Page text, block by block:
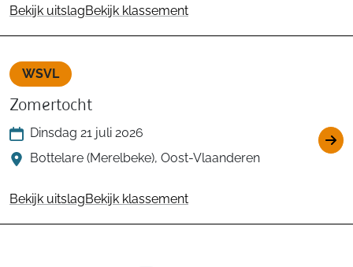
Bekijk uitslagBekijk klassement
WSVL
Zomertocht
Dinsdag 21 juli 2026
Bottelare (Merelbeke), Oost-Vlaanderen
Bekijk uitslagBekijk klassement